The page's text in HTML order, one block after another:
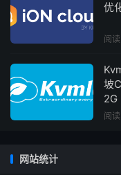
优
阅
坡
2G
阅
网站统计